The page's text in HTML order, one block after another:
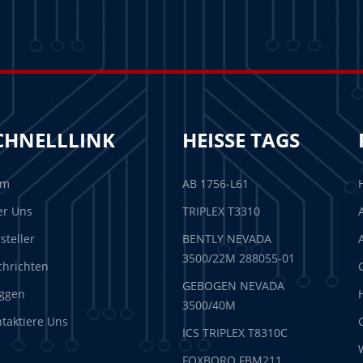
Uns
Uns
HEISSE TAGS
AB 1756-L61
TRIPLEX T3310
BENTLY NEVADA
3500/22M 288055-01
GEBOGEN NEVADA
3500/40M
ICS TRIPLEX T8310C